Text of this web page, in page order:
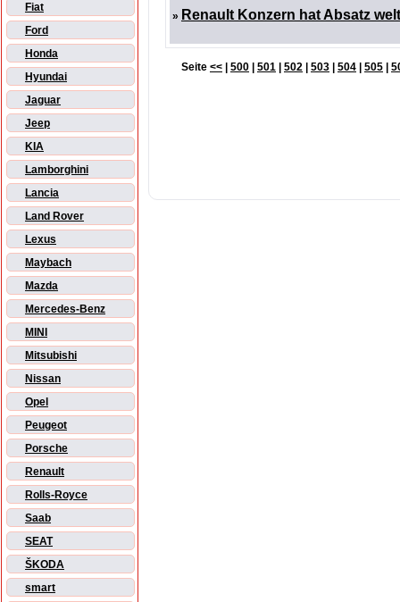
Fiat
Ford
Honda
Hyundai
Jaguar
Jeep
KIA
Lamborghini
Lancia
Land Rover
Lexus
Maybach
Mazda
Mercedes-Benz
MINI
Mitsubishi
Nissan
Opel
Peugeot
Porsche
Renault
Rolls-Royce
Saab
SEAT
ŠKODA
smart
» Renault Konzern hat Absatz
Seite << 500 501 502 503 504 505